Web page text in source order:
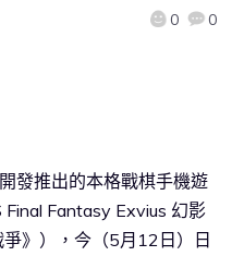
0 0
發推出的本格戰棋手機遊
Fantasy Exvius 幻影
》），今（5月12日）日